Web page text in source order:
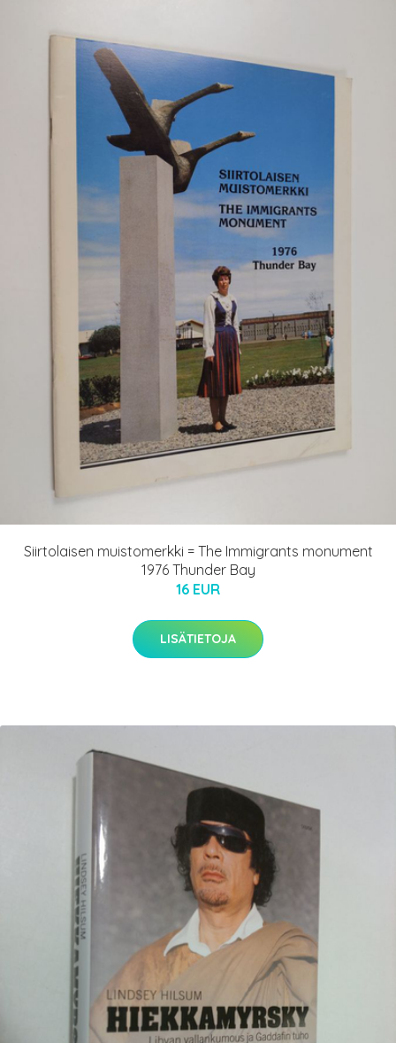
Siirtolaisen muistomerkki = The Immigrants monument
1976 Thunder Bay
16 EUR
LISÄTIETOJA